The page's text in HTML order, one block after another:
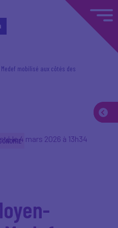
mobilisé aux côtés des
le 4 mars 2026 à 13h34